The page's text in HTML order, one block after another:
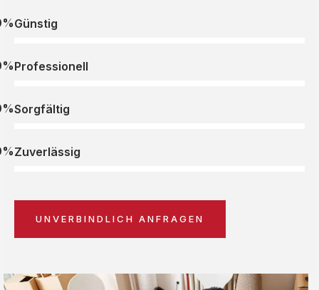
Günstig
Professionell
Sorgfältig
Zuverlässig
UNVERBINDLICH ANFRAGEN